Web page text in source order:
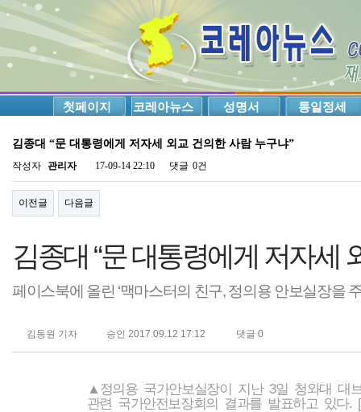
첫페이지 코레아뉴스 성명서 통일정세
김종대 “문 대통령에게 저자세 외교 건의한 사람 누구냐”
작성자 관리자 17-09-14 22:10 댓글 0건
이전글 다음글
김종대 “문 대통령에게 저자세
페이스북에 올린 ‘맥마스터의 친구, 정의용 안보실장을
김동원 기자 승인 2017.09.12 17:12 댓글 0
▲정의용 국가안보실장이 지난 3일 청와대 대
관련 국가안전보장회의 결과를 발표하고 있다.